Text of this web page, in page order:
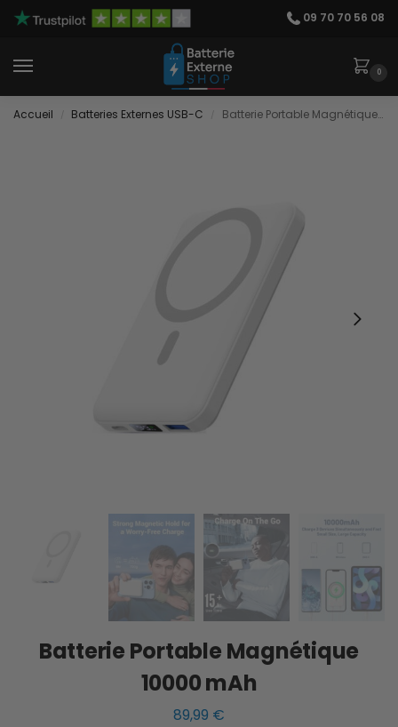
09 70 70 56 08
0
Accueil Batteries Externes USB-C Batterie Portable Magnétique 10000 mAh
Batterie Portable Magnétique
10000 mAh
89,99 €